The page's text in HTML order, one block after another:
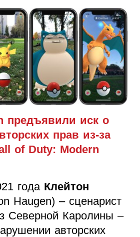
предъявили иск о
прав из-за
of Duty: Modern
года Клейтон
Haugen) – сценарист
Северной Каролины –
авторских